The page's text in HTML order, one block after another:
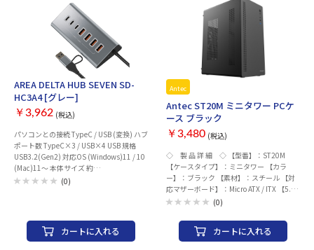
AREA DELTA HUB SEVEN SD-
HC3A4 [グレー]
￥3,962 (税込)
パソコンとの接続 TypeC / USB (変換) ハブ
ポート数 TypeC×3 / USB×4 USB 規格
USB3.2(Gen2) 対応OS (Windows)11 / 10
(Mac)11～ 本体サイズ 約
120×61×29.5mm 重量 143g ケーブル長
ルフパワー時 TypeC電源入力 最大15W 動
作環境 5～40℃ (結露無き事)
(0)
カートに入れる
Antec
Antec ST20M ミニタワー PCケ
ース ブラック
￥3,480 (税込)
◇ 製 品 詳 細 ◇ 【型番】：ST20M
【ケースタイプ】：ミニタワー 【カラ
ー】：ブラック 【素材】：スチール 【対
応マザーボード】：Micro ATX / ITX 【5.25
インチベイ】：- 【3.5インチシャドウベ
シャドウベイ】：1 【拡張スロット】：4
【拡張カードスペース】：最大265 mm
【対応電源】：160 mmまで (ATX規格)
(0)
カートに入れる